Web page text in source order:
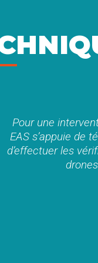
Pour une
EAS s’appuie de
d’effectuer les